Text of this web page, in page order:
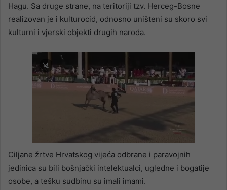
Hagu. Sa druge strane, na teritoriji tzv. Herceg-Bosne
realizovan je i kulturocid, odnosno uništeni su skoro svi
kulturni i vjerski objekti drugih naroda.
Ciljane žrtve Hrvatskog vijeća odbrane i paravojnih
jedinica su bili bošnjački intelektualci, ugledne i bogatije
osobe, a tešku sudbinu su imali imami.